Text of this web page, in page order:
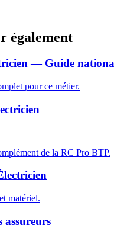
également
— Guide
pour ce métier.
de la RC Pro BTP.
matériel.
assureurs